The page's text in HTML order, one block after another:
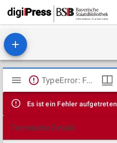
Mirador
Viewer
TypeError: Failed to fetch
Es ist ein Fehler aufgetreten
Technische Details